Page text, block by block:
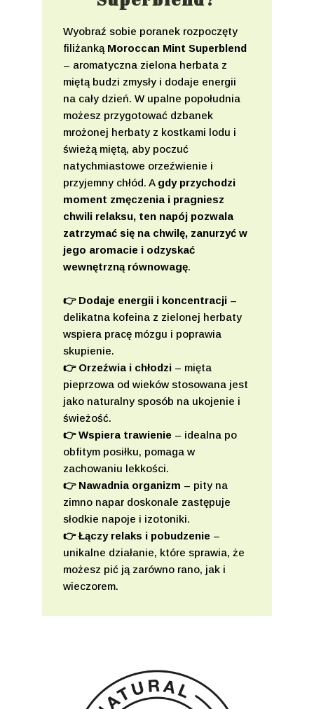
Wyobraź sobie poranek rozpoczęty
filiżanką Moroccan Mint Superblend
– aromatyczna zielona herbata z
miętą budzi zmysły i dodaje energii
na cały dzień. W upalne popołudnia
możesz przygotować dzbanek
mrożonej herbaty z kostkami lodu i
świeżą miętą, aby poczuć
natychmiastowe orzeźwienie i
przyjemny chłód. A gdy przychodzi
moment zmęczenia i pragniesz
chwili relaksu, ten napój pozwala
zatrzymać się na chwilę, zanurzyć w
jego aromacie i odzyskać
wewnętrzną równowagę.
👉 Dodaje energii i koncentracji –
delikatna kofeina z zielonej herbaty
wspiera pracę mózgu i poprawia
skupienie.
👉 Orzeźwia i chłodzi – mięta
pieprzowa od wieków stosowana jest
jako naturalny sposób na ukojenie i
świeżość.
👉 Wspiera trawienie – idealna po
obfitym posiłku, pomaga w
zachowaniu lekkości.
👉 Nawadnia organizm – pity na
zimno napar doskonale zastępuje
słodkie napoje i izotoniki.
👉 Łączy relaks i pobudzenie –
unikalne działanie, które sprawia, że
możesz pić ją zarówno rano, jak i
wieczorem.